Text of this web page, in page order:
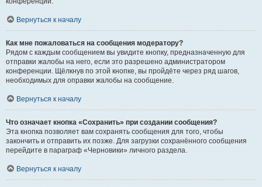
Вернуться к началу
Как мне пожаловаться на сообщения модератору?
Рядом с каждым сообщением вы увидите кнопку, предназначенную для
отправки жалобы на него, если это разрешено администратором
конференции. Щёлкнув по этой кнопке, вы пройдёте через ряд шагов,
необходимых для оправки жалобы на сообщение.
Вернуться к началу
Что означает кнопка «Сохранить» при создании сообщения?
Эта кнопка позволяет вам сохранять сообщения для того, чтобы
закончить и отправить их позже. Для загрузки сохранённого сообщения
перейдите в параграф «Черновики» личного раздела.
Вернуться к началу